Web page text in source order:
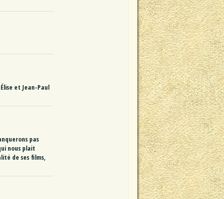
et Jean-Paul
pas
nous plait
de ses films,